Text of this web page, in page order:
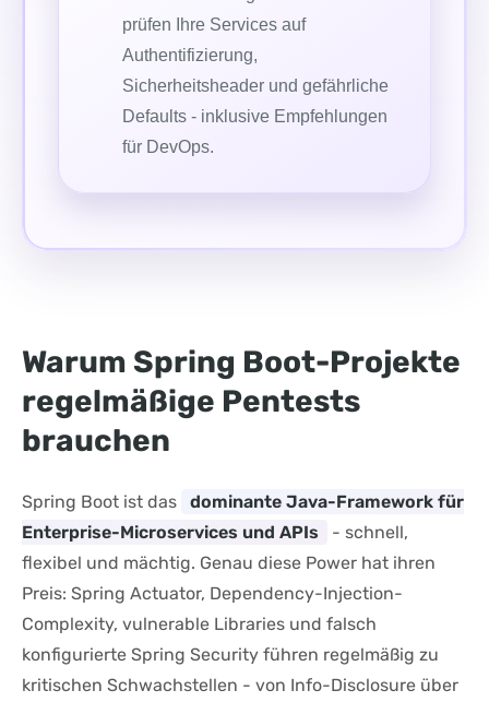
prüfen Ihre Services auf
Authentifizierung,
Sicherheitsheader und gefährliche
Defaults - inklusive Empfehlungen
für DevOps.
Warum Spring Boot-Projekte
regelmäßige Pentests
brauchen
Spring Boot ist das
dominante Java-Framework für
Enterprise-Microservices und APIs
- schnell,
flexibel und mächtig. Genau diese Power hat ihren
Preis: Spring Actuator, Dependency-Injection-
Complexity, vulnerable Libraries und falsch
konfigurierte Spring Security führen regelmäßig zu
kritischen Schwachstellen - von Info-Disclosure über